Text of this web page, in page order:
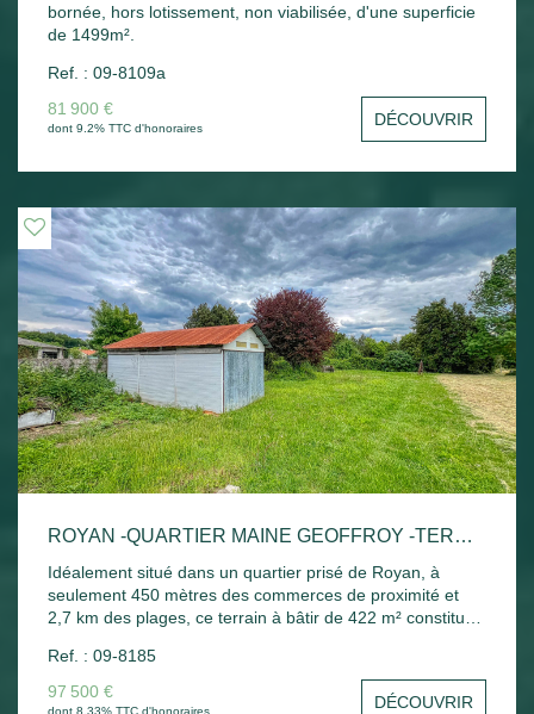
bornée, hors lotissement, non viabilisée, d'une superficie
de 1499m².
Ref. : 09-8109a
81 900 €
dont 9.2% TTC d'honoraires DÉCOUVRIR
ROYAN -QUARTIER MAINE GEOFFROY -TERRAIN À BÂTIR DE 422 M²
Idéalement situé dans un quartier prisé de Royan, à
seulement 450 mètres des commerces de proximité et
2,7 km des plages, ce terrain à bâtir de 422 m² constitue
immobilier. En zone UDa, il bénéficie d'une emprise au sol
maximale de 50 %, offrant de nombreuses possibilités de
construction. Ce terrain plat, non viabilisé, est libre de
Ref. : 09-8185
97 500 €
dont 8.33% TTC d'honoraires DÉCOUVRIR